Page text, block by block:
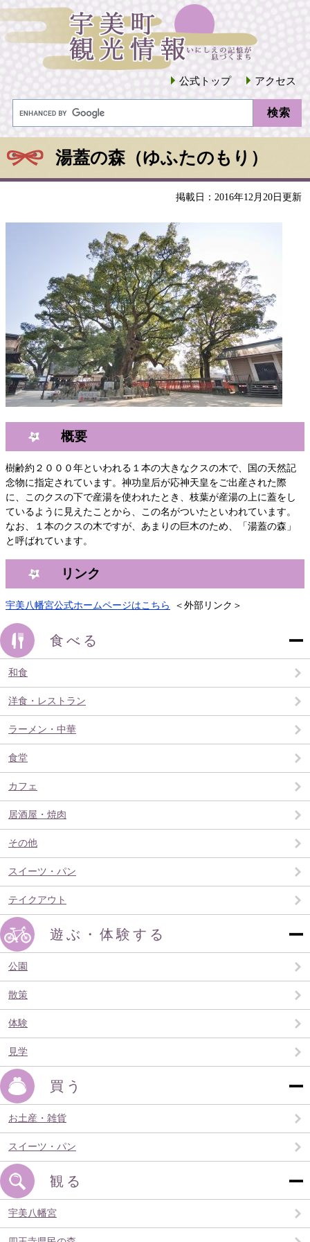
公式トップ アクセス
食べる
和食
洋食・レストラン
ラーメン・中華
食堂
カフェ
居酒屋・焼肉
その他
スイーツ・パン
テイクアウト
遊ぶ・体験する
公園
散策
体験
見学
買う
お土産・雑貨
スイーツ・パン
観る
宇美八幡宮
湯蓋の森（ゆふたのもり）
掲載日：2016年12月20日更新
概要
樹齢約２０００年といわれる１本の大きなクスの木で、国の天然記
念物に指定されています。神功皇后が応神天皇をご出産された際
に、このクスの下で産湯を使われたとき、枝葉が産湯の上に蓋をし
ているように見えたことから、この名がついたといわれています。
なお、１本のクスの木ですが、あまりの巨木のため、「湯蓋の森」
と呼ばれています。
リンク
宇美八幡宮公式ホームページはこちら ＜外部リンク＞